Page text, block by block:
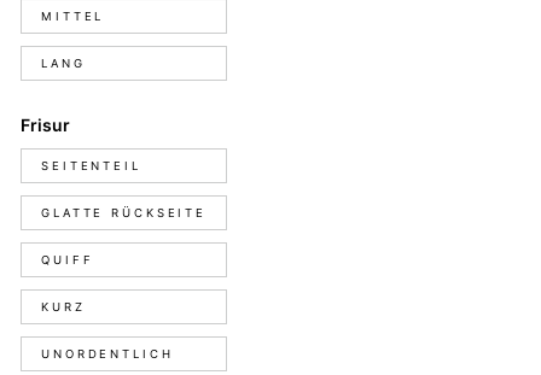
MITTEL
LANG
Frisur
Frisur
SEITENTEIL
GLATTE RÜCKSEITE
QUIFF
KURZ
UNORDENTLICH